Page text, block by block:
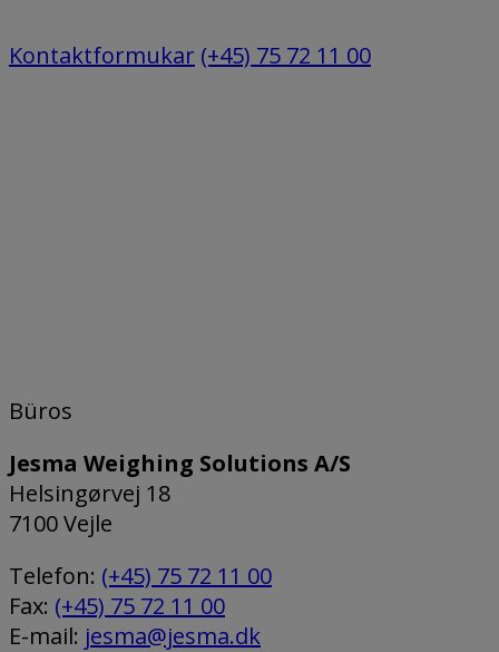
Kontaktformukar (+45) 75 72 11 00
Büros
Jesma Weighing Solutions A/S
Helsingørvej 18
7100 Vejle
Telefon: (+45) 75 72 11 00
Fax: (+45) 75 72 11 00
E-mail: jesma@jesma.dk